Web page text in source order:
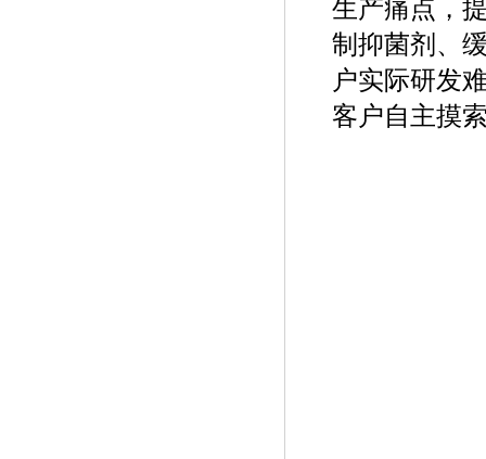
生产痛点，
制抑菌剂、
户实际研发
客户自主摸